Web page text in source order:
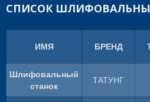
СПИСОК
ИМЯ БРЕНД
Шлифовальный
станок
ТАТУНГ